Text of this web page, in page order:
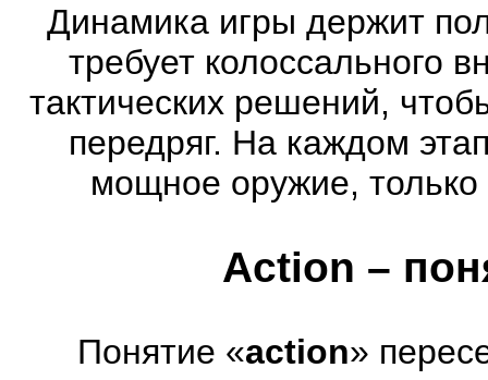
Динамика игры держит
требует колоссального
тактических решений,
передряг. На каждом
мощное оружие, только
Action –
Понятие «action»